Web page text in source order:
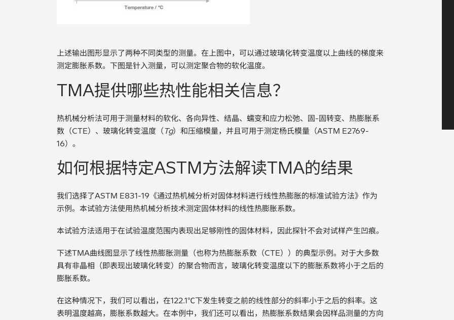
上述输出图形显示了两种不同类型的测量。在上图中，可以通过玻璃化转变温度以上曲线的梯度来
测定膨胀系数。下图是针入测量，可以测定聚合物的软化温度。
TMA提供哪些热性能相关信息？
热机械分析法可用于测量材料的软化、各向异性、结晶、蠕变和应力松弛、固-固转变、热膨胀系
数（CTE）、玻璃化转变温度（ Tg）和压缩模量，并且可用于测定杨氏模量（ASTM E2769-
16）。
如何根据特定ASTM方法解读TMA的结果
我们选择了ASTM E831-19《通过热机械分析对固体材料进行线性热膨胀的标准试验方法》作为
示例。本试验方法使用热机械分析技术测定固体材料的线性热膨胀系数。
本试验方法适用于在试验温度范围内表现出足够刚性的固体材料，因此探针不会对试样产生凹痕。
下述TMA曲线图显示了线性热膨胀测量（也称为热膨胀系数（CTE））的典型示例。对于大多数
具有非晶相（即表现出玻璃化转变）的聚合物而言，玻璃化转变温度以下的膨胀系数将小于之后的
膨胀系数。
在这种情况下，我们可以看出，在122.1℃下发生转变之前的线性部分的斜率小于之后的斜率。这
表明温度越高，膨胀系数越大。在本例中，我们还可以看出，热膨胀系数结果会因样品测量的方向